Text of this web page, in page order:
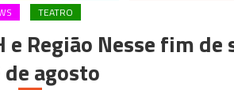
TEATRO
Região Nesse fim de
agosto